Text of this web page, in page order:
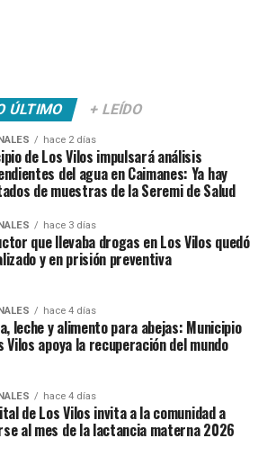
ÚLTIMO + LEÍDO
hace 2 días
de Los Vilos impulsará análisis
del agua en Caimanes: Ya hay
de muestras de la Seremi de Salud
hace 3 días
que llevaba drogas en Los Vilos quedó
y en prisión preventiva
hace 4 días
leche y alimento para abejas: Municipio
Vilos apoya la recuperación del mundo
hace 4 días
de Los Vilos invita a la comunidad a
al mes de la lactancia materna 2026